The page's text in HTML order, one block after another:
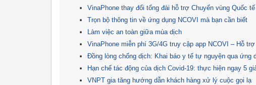
VinaPhone thay đổi tổng đài hỗ trợ Chuyển vùng Quốc tế
Trọn bộ thông tin về ứng dụng NCOVI mà bạn cần biết
Làm việc an toàn giữa mùa dịch
VinaPhone miễn phí 3G/4G truy cập app NCOVI – Hỗ
Đồng lòng chống dịch: Khai báo y tế tự nguyện qua ứng
Hạn chế tác động của dịch Covid-19: thực hiện ngay 5
VNPT gia tăng hướng dẫn khách hàng xử lý cuộc gọi lạ